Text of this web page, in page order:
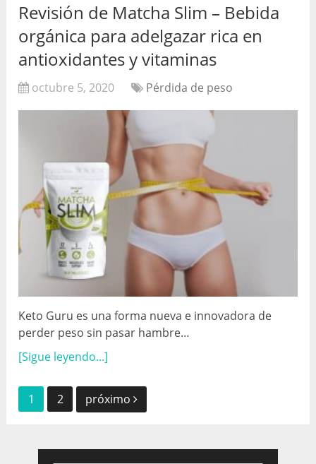
Revisión de Matcha Slim – Bebida
orgánica para adelgazar rica en
antioxidantes y vitaminas
octubre 5, 2020 Pérdida de peso
Keto Guru es una forma nueva e innovadora de
perder peso sin pasar hambre…
[Sigue leyendo...]
Navegación
publicaciones
1 2 próximo